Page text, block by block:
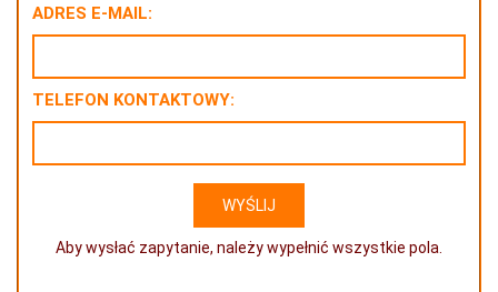
ADRES E-MAIL:
TELEFON KONTAKTOWY:
Aby wysłać zapytanie, należy wypełnić wszystkie pola.